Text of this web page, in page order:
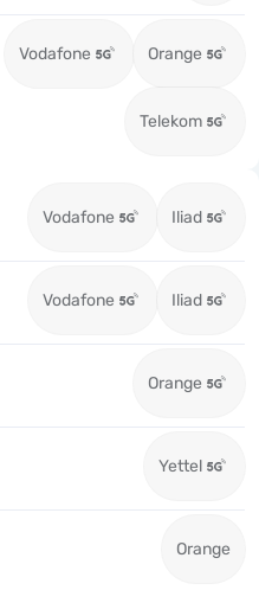
Vodafone Orange
Telekom
Vodafone Iliad
Vodafone Iliad
Orange
Yettel
Orange